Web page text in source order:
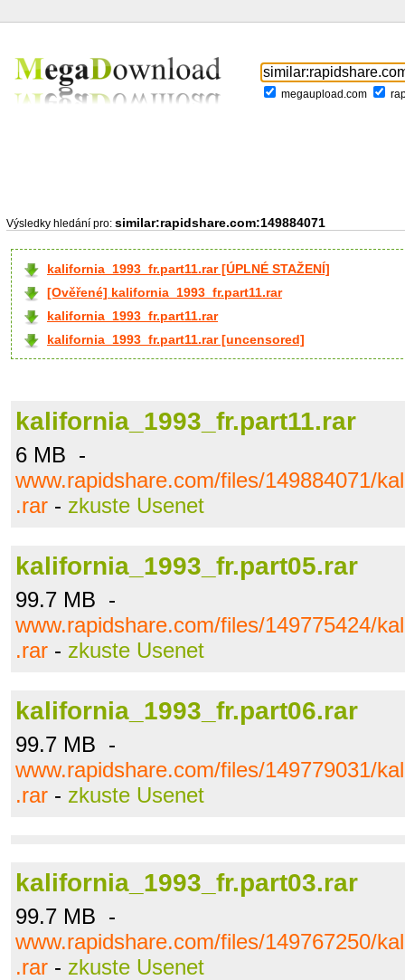
megaupload.com
Výsledky hledání pro: similar:rapidshare.com:149884071
kalifornia_1993_fr.part11.rar [ÚPLNÉ STAŽENÍ]
[Ověřené] kalifornia_1993_fr.part11.rar
kalifornia_1993_fr.part11.rar
kalifornia_1993_fr.part11.rar [uncensored]
kalifornia_1993_fr.part11.rar
6 MB -
www.rapidshare.com/files/149884071/
.rar - zkuste Usenet
kalifornia_1993_fr.part05.rar
99.7 MB -
www.rapidshare.com/files/149775424/
.rar - zkuste Usenet
kalifornia_1993_fr.part06.rar
99.7 MB -
www.rapidshare.com/files/149779031/
.rar - zkuste Usenet
kalifornia_1993_fr.part03.rar
99.7 MB -
www.rapidshare.com/files/149767250/
.rar - zkuste Usenet